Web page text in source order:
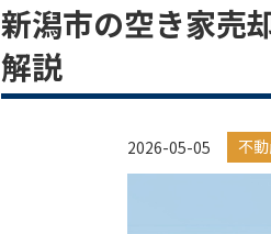
新潟市の空き家売
解説
2026-05-05 不